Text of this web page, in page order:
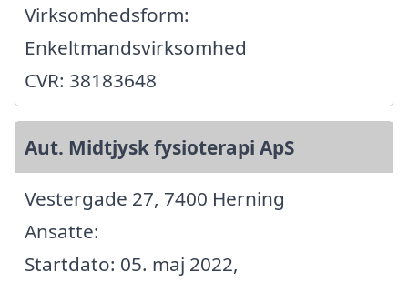
Virksomhedsform:
Enkeltmandsvirksomhed
CVR: 38183648
Aut. Midtjysk fysioterapi ApS
Vestergade 27, 7400 Herning
Ansatte:
Startdato: 05. maj 2022,